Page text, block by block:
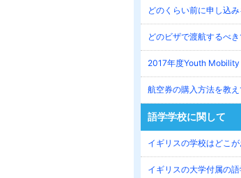
どのビザで渡航するべき
航空券の購入方法を教え
語学学校に関して
イギリスの学校はどこ